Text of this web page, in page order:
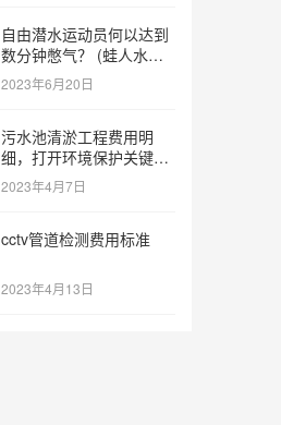
自由潜水运动员何以达到
数分钟憋气？ (蛙人水下
憋气最长多久)
2023年6月20日
污水池清淤工程费用明
细，打开环境保护关键之
门 (污水池清淤工程报价
明细)
2023年4月7日
cctv管道检测费用标准
2023年4月13日